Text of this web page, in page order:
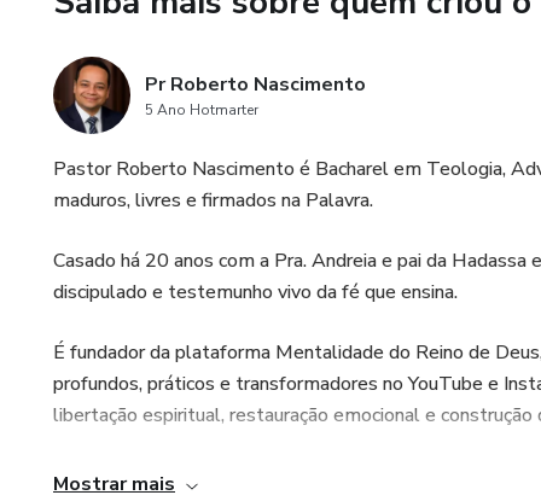
riquezas, mas em viver livre
Quando Babilônia cai, a
Leve para casa uma obra que
Pr Roberto Nascimento
5 Ano Hotmarter
Pastor Roberto Nascimento é Bacharel em Teologia,
maduros, livres e firmados na Palavra.
Casado há 20 anos com a Pra. Andreia e pai da
discipulado e testemunho vivo da fé que ensina.
É fundador da plataforma Mentalidade do Reino de
profundos, práticos e transformadores no YouTube e
libertação espiritual, restauração emocional e construção
Seu chamado é claro: ajudar pessoas a romperem
Mostrar mais